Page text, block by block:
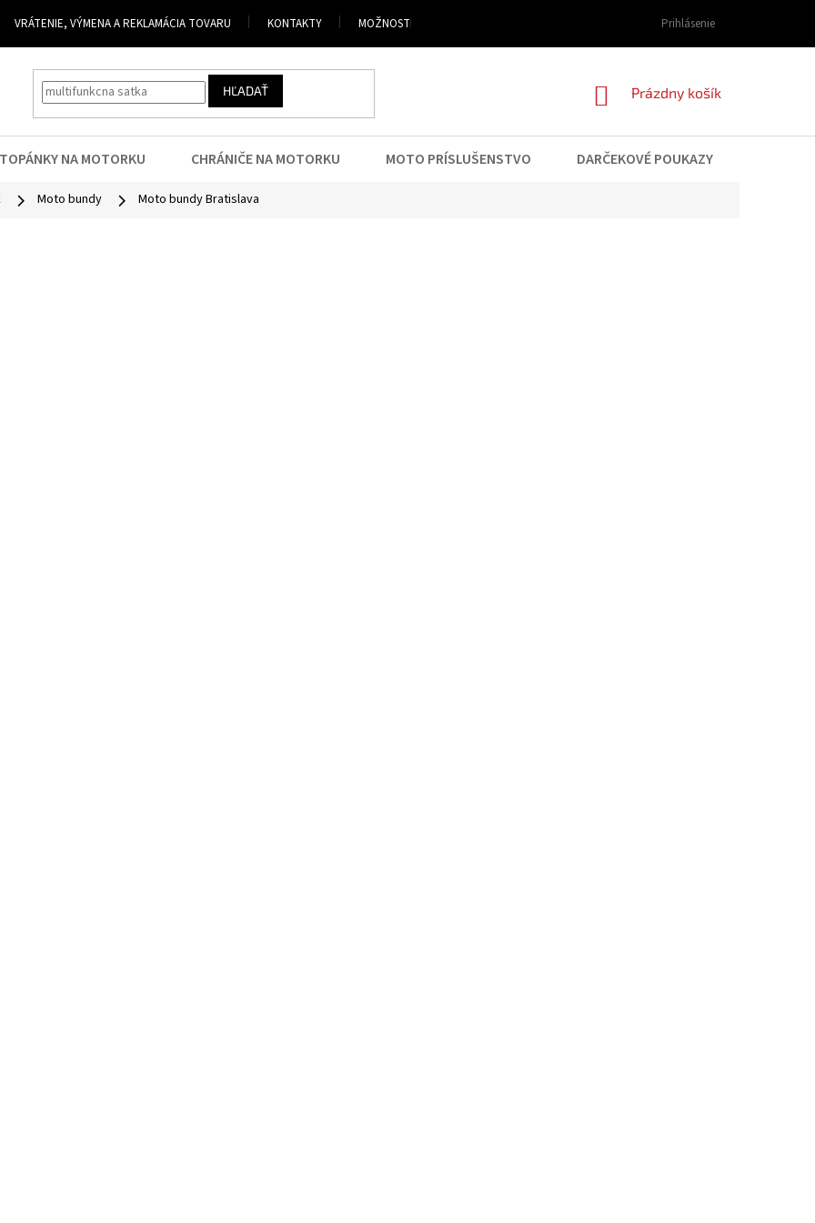
VRÁTENIE, VÝMENA A REKLAMÁCIA TOVARU KONTAKTY MOŽNOSTI DOPRAVY A PLATBY OBCHODNÉ PODMIENKY PODMIENKY
Prihlásenie
HĽADAŤ
NÁKUPNÝ
Prázdny košík
TOPÁNKY NA MOTORKU CHRÁNIČE NA MOTORKU MOTO PRÍSLUŠENSTVO DARČEKOVÉ POUKAZY
Moto bundy Moto bundy Bratislava